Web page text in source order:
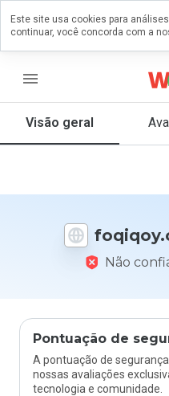
menu
Visão geral
Não
Pontuação de
A pontuação de
nossas avaliações
tecnologia e comunidade.
um
que
Este site usa cookies para
continuar, você concorda com a